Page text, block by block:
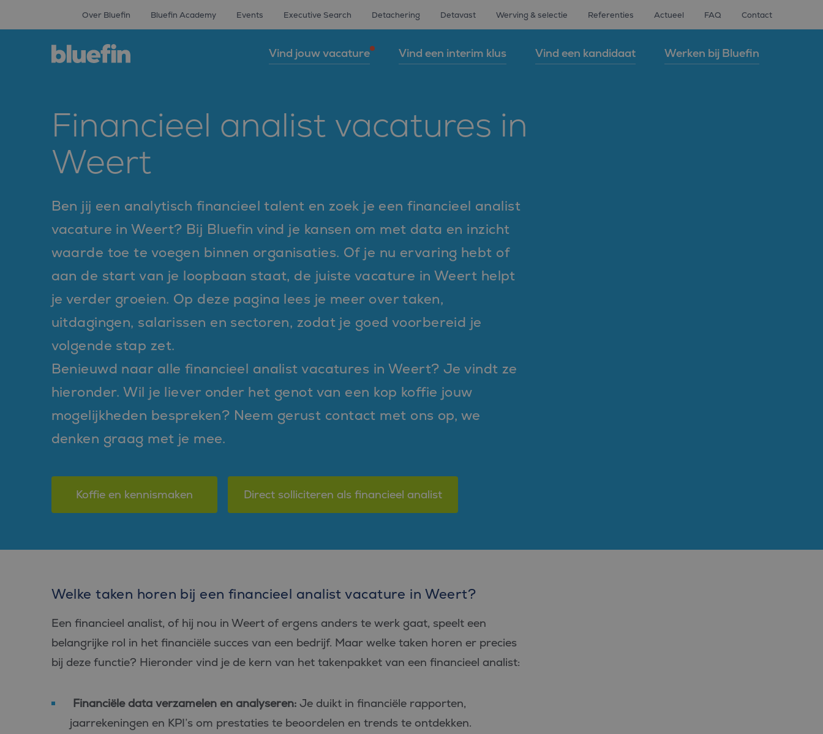
Over Bluefin Bluefin Academy Events Executive Search Detachering Detavast Werving & selectie Referenties Actueel FAQ Contact
Vind jouw vacature Vind een interim klus Vind een kandidaat Werken bij Bluefin
Financieel analist vacatures in
Weert
Ben jij een analytisch financieel talent en zoek je een financieel analist
vacature in Weert? Bij Bluefin vind je kansen om met data en inzicht
waarde toe te voegen binnen organisaties. Of je nu ervaring hebt of
aan de start van je loopbaan staat, de juiste vacature in Weert helpt
je verder groeien. Op deze pagina lees je meer over taken,
uitdagingen, salarissen en sectoren, zodat je goed voorbereid je
volgende stap zet.
Benieuwd naar alle financieel analist vacatures in Weert? Je vindt ze
hieronder. Wil je liever onder het genot van een kop koffie jouw
mogelijkheden bespreken? Neem gerust contact met ons op, we
denken graag met je mee.
Koffie en kennismaken Direct solliciteren als financieel analist
Welke taken horen bij een financieel analist vacature in Weert?
Een financieel analist, of hij nou in Weert of ergens anders te werk gaat, speelt een
belangrijke rol in het financiële succes van een bedrijf. Maar welke taken horen er precies
bij deze functie? Hieronder vind je de kern van het takenpakket van een financieel analist:
Financiële data verzamelen en analyseren:Je duikt in financiële rapporten,
jaarrekeningen en KPI’s om prestaties te beoordelen en trends te ontdekken.